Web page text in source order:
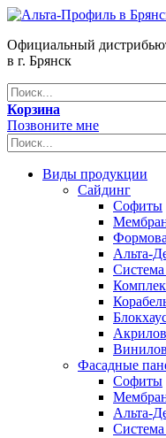
Официальный
в г. Брянск
Корзина
Позвоните мне
Виды продукции
Сайдинг
Софиты
Альта-
Система
Фасадные
Софиты
Альта-
Система